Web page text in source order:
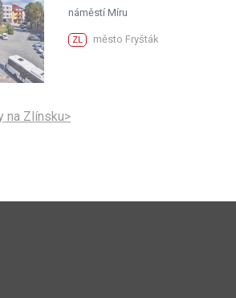
náměstí Míru
ZL město Fryšták
na Zlínsku>